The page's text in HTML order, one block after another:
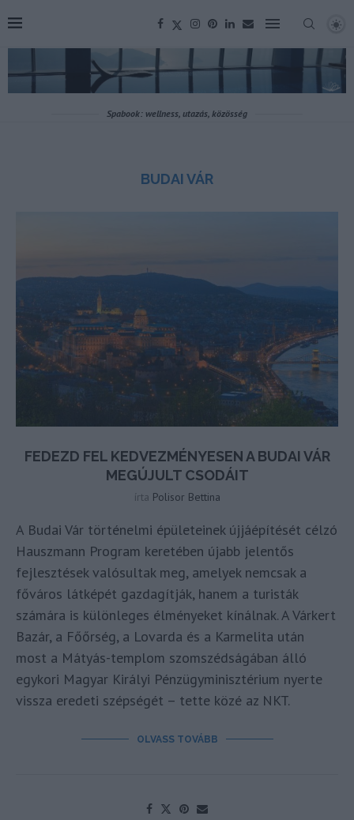
Spabook: wellness, utazás, közösség
BUDAI VÁR
FEDEZD FEL KEDVEZMÉNYESEN A BUDAI VÁR
MEGÚJULT CSODÁIT
írta Polisor Bettina
A Budai Vár történelmi épületeinek újjáépítését célzó
Hauszmann Program keretében újabb jelentős
fejlesztések valósultak meg, amelyek nemcsak a
főváros látképét gazdagítják, hanem a turisták
számára is különleges élményeket kínálnak. A Várkert
Bazár, a Főőrség, a Lovarda és a Karmelita után
most a Mátyás-templom szomszédságában álló
egykori Magyar Királyi Pénzügyminisztérium nyerte
vissza eredeti szépségét – tette közé az NKT.
OLVASS TOVÁBB